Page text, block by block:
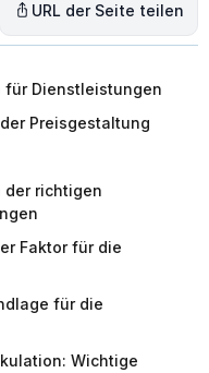
URL der Seite teilen
für Dienstleistungen
Preisgestaltung
der richtigen
Faktor für die
für die
Wichtige